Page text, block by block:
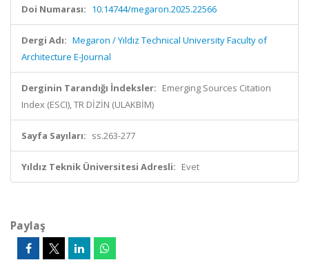
Doi Numarası: 10.14744/megaron.2025.22566
Dergi Adı: Megaron / Yıldız Technical University Faculty of
Architecture E-Journal
Derginin Tarandığı İndeksler: Emerging Sources Citation
Index (ESCI), TR DİZİN (ULAKBİM)
Sayfa Sayıları: ss.263-277
Yıldız Teknik Üniversitesi Adresli: Evet
Paylaş